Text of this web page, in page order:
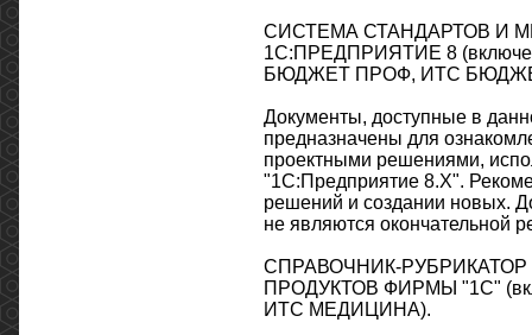
СИСТЕМА СТАНДАРТОВ И
1С:ПРЕДПРИЯТИЕ 8
БЮДЖЕТ ПРОФ, ИТС
Документы, доступные в
предназначены для
проектными решениями,
"1С:Предприятие 8.Х".
решений и создании новых.
не являются окончательной
СПРАВОЧНИК-
ПРОДУКТОВ ФИРМЫ "1С"
ИТС МЕДИЦИНА).